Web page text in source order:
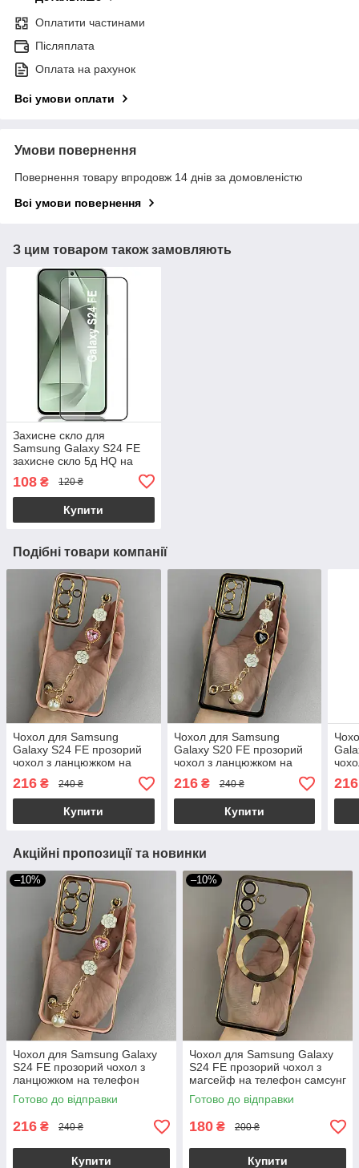
Оплатити частинами
Післяплата
Оплата на рахунок
Всі умови оплати
Умови повернення
Повернення товару впродовж 14 днів за домовленістю
Всі умови повернення
З цим товаром також замовляють
Захисне скло для
Samsung Galaxy S24 FE
захисне скло 5д HQ на
телефон самсунг с24 фе
чорне hqg
108 ₴ 120 ₴
Купити
Подібні товари компанії
Чохол для Samsung
Galaxy S24 FE прозорий
чохол з ланцюжком на
телефон самсунг с24 фе
пудровий l0o
216 ₴ 240 ₴
Купити
Чохол для Samsung
Galaxy S20 FE прозорий
чохол з ланцюжком на
телефон самсунг с20 фе
чорний l0o
216₴ 240 ₴
Купити
216
Акційні пропозиції та новинки
–10%
Чохол для Samsung Galaxy
S24 FE прозорий чохол з
ланцюжком на телефон
самсунг с24 фе пудровий l0o
Готово до відправки
216 ₴ 240 ₴
Купити
–10%
Чохол для Samsung Galaxy
S24 FE прозорий чохол з
магсейф на телефон самсунг
с24 фе золотий h3b
Готово до відправки
180 ₴ 200 ₴
Купити